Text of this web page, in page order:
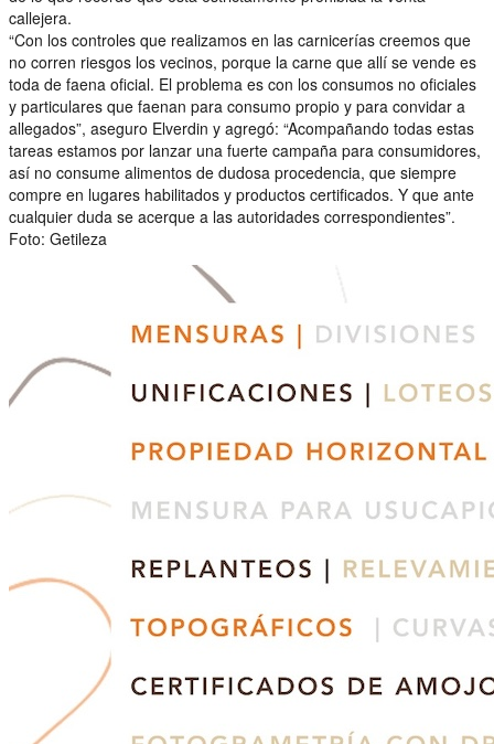
callejera.
“Con los controles que realizamos en las carnicerías creemos que
no corren riesgos los vecinos, porque la carne que allí se vende es
toda de faena oficial. El problema es con los consumos no oficiales
y particulares que faenan para consumo propio y para convidar a
allegados”, aseguro Elverdin y agregó: “Acompañando todas estas
tareas estamos por lanzar una fuerte campaña para consumidores,
así no consume alimentos de dudosa procedencia, que siempre
compre en lugares habilitados y productos certificados. Y que ante
cualquier duda se acerque a las autoridades correspondientes”.
Foto: Getileza